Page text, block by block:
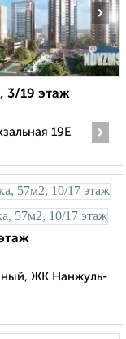
›
3/19 этаж
19Е
›
ЖК Нанжуль-